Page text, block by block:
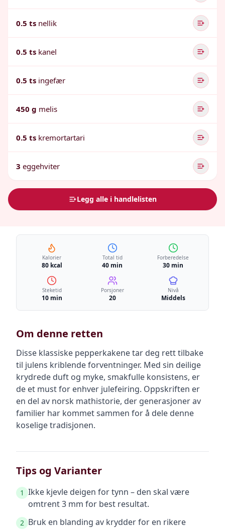
0.5 ts nellik
0.5 ts kanel
0.5 ts ingefær
450 g melis
0.5 ts kremortartari
3 eggehviter
Legg alle i handlelisten
Kalorier
80 kcal
Total tid
40 min
Forberedelse
30 min
Steketid
10 min
Porsjoner
20
Nivå
Middels
Om denne retten
Disse klassiske pepperkakene tar deg rett tilbake
til julens kriblende forventninger. Med sin deilige
krydrede duft og myke, smakfulle konsistens, er
de et must for enhver julefeiring. Oppskriften er
en del av norsk mathistorie, der generasjoner av
familier har kommet sammen for å dele denne
koselige tradisjonen.
Tips og Varianter
1 Ikke kjevle deigen for tynn – den skal være
omtrent 3 mm for best resultat.
2 Bruk en blanding av krydder for en rikere